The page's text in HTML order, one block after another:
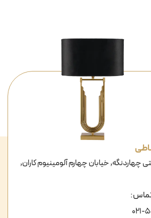
خیابان چهارم آلومینیوم کاران,